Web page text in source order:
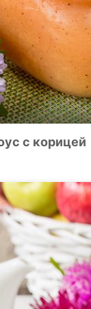
с корицей